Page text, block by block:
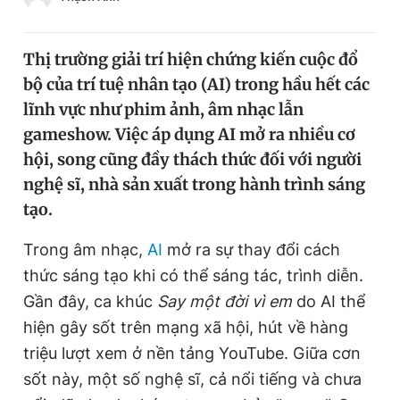
Chào ngày mới Tin 24h
Tin thị trường Tin 360
Video Magazine
Tiện ích Bạn cần biết
Thông tin tòa soạn Liên hệ quảng cáo
Đăng xuất
Thị trường giải trí hiện chứng kiến cuộc đổ
bộ của trí tuệ nhân tạo (AI) trong hầu hết các
lĩnh vực như phim ảnh, âm nhạc lẫn
gameshow. Việc áp dụng AI mở ra nhiều cơ
hội, song cũng đầy thách thức đối với người
nghệ sĩ, nhà sản xuất trong hành trình sáng
tạo.
Trong âm nhạc, AI mở ra sự thay đổi cách
thức sáng tạo khi có thể sáng tác, trình diễn.
Gần đây, ca khúc Say một đời vì em do AI thể
hiện gây sốt trên mạng xã hội, hút về hàng
triệu lượt xem ở nền tảng YouTube. Giữa cơn
sốt này, một số nghệ sĩ, cả nổi tiếng và chưa